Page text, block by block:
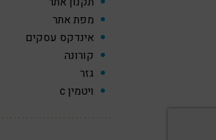
מפת אתר
אינדקס עסקים
קורונה
גזר
ויטמין c